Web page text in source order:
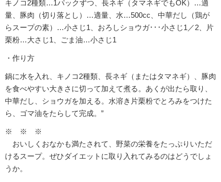
キノコ2種類…1パックずつ、長ネギ（タマネギでもOK）…適
量、豚肉（切り落とし）…適量、水…500cc、中華だし（鶏が
らスープの素）…小さじ1、おろしショウガ･･･小さじ1／2、片
栗粉…大さじ1、ごま油…小さじ1
・作り方
鍋に水を入れ、キノコ2種類、長ネギ（またはタマネギ）、豚肉
を食べやすい大きさに切って加えて煮る。あくが出たら取り、
中華だし、ショウガを加える。水溶き片栗粉でとろみをつけた
ら、ゴマ油をたらして完成。”
※ ※ ※
おいしくおなかも満たされて、野菜の栄養をたっぷりいただ
けるスープ。ぜひダイエットに取り入れてみるのはどうでしょ
うか。